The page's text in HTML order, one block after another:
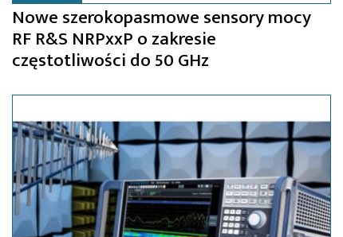
Nowe szerokopasmowe sensory mocy
RF R&S NRPxxP o zakresie
częstotliwości do 50 GHz